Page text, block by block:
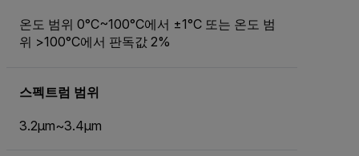
온도 범위 0°C~100°C에서 ±1°C 또는 온도 범
위 >100°C에서 판독값 2%
스펙트럼 범위
3.2µm~3.4µm